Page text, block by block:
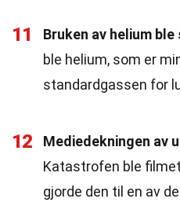
11 Bruken av helium ble
ble helium, som er
standardgassen for
12 Mediedekningen av
Katastrofen ble
gjorde den til en av